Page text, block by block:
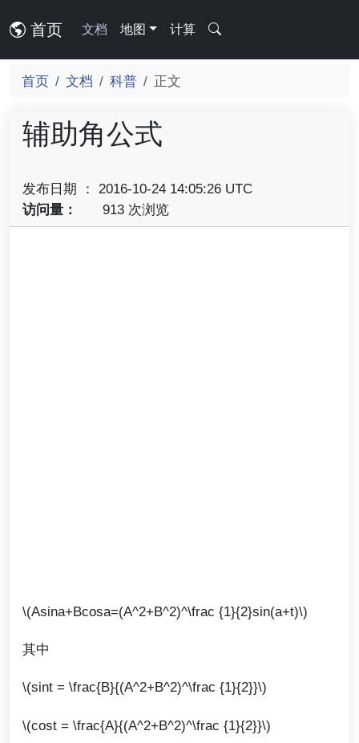
首页 文档 地图 计算
首页 文档 科普 正文
辅助角公式
发布日期 ： 2016-10-24 14:05:26 UTC
访问量：
913 次浏览
\(Asina+Bcosa=(A^2+B^2)^\frac {1}{2}sin(a+t)\)
其中
\(sint = \frac{B}{(A^2+B^2)^\frac {1}{2}}\)
\(cost = \frac{A}{(A^2+B^2)^\frac {1}{2}}\)